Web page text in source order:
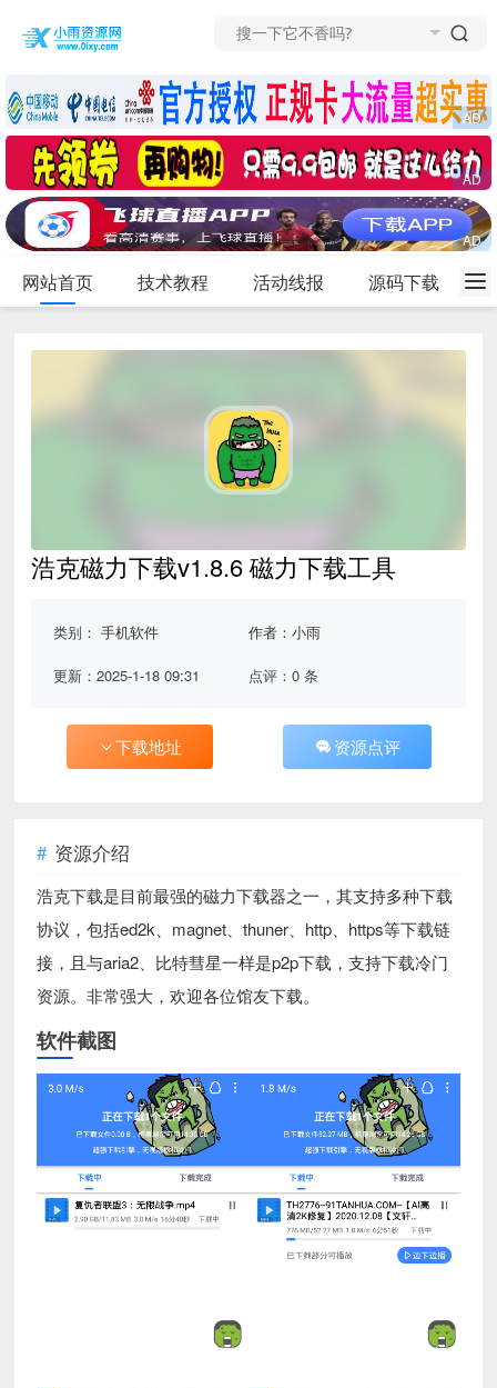
网站首页 技术教程 活动线报 源码下载
浩克磁力下载v1.8.6 磁力下载工具
类别：手机软件 作者：小雨
更新：2025-1-18 09:31 点评：0 条
下载地址 资源点评
资源介绍
浩克下载是目前最强的磁力下载器之一，其支持多种下载
协议，包括ed2k、magnet、thuner、http、https等下载链
接，且与aria2、比特彗星一样是p2p下载，支持下载冷门
资源。非常强大，欢迎各位馆友下载。
软件截图